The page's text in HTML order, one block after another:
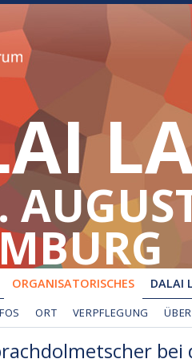
ORGANISATORISCHES
ORT VERPFLEGUNG
DALAI